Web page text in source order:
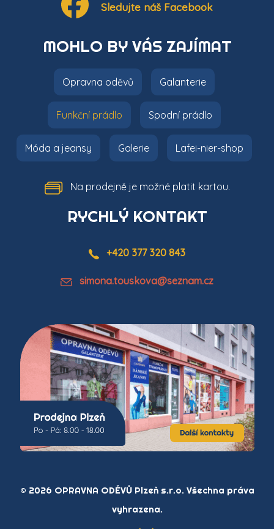
Sledujte náš Facebook
MOHLO BY VÁS ZAJÍMAT
Opravna oděvů Galanterie
Funkční prádlo Spodní prádlo
Móda a jeansy Galerie Lafei-nier-shop
Na prodejně je možné platit kartou.
RYCHLÝ KONTAKT
+420 377 320 843
simona.touskova@seznam.cz
© 2026 OPRAVNA ODĚVŮ Plzeň s.r.o. Všechna práva
vyhrazena.